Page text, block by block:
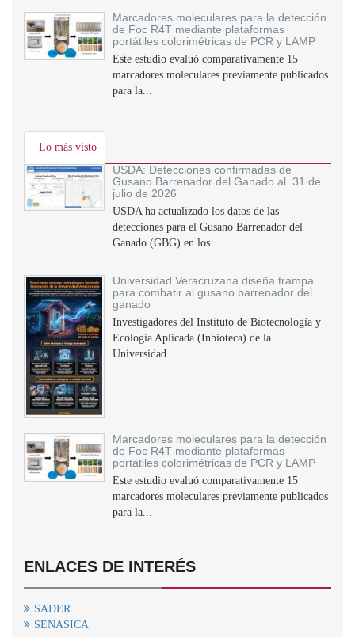
Marcadores moleculares para la detección
de Foc R4T mediante plataformas
portátiles colorimétricas de PCR y LAMP
Este estudio evaluó comparativamente 15
marcadores moleculares previamente publicados
para la...
Lo más visto
USDA: Detecciones confirmadas de
Gusano Barrenador del Ganado al 31 de
julio de 2026
USDA ha actualizado los datos de las
detecciones para el Gusano Barrenador del
Ganado (GBG) en los...
Universidad Veracruzana diseña trampa
para combatir al gusano barrenador del
ganado
Investigadores del Instituto de Biotecnología y
Ecología Aplicada (Inbioteca) de la
Universidad...
Marcadores moleculares para la detección
de Foc R4T mediante plataformas
portátiles colorimétricas de PCR y LAMP
Este estudio evaluó comparativamente 15
marcadores moleculares previamente publicados
para la...
ENLACES DE INTERÉS
SADER
SENASICA